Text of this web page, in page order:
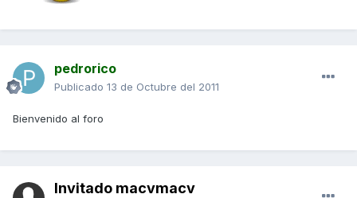
pedrorico
Publicado 13 de Octubre del 2011
Bienvenido al foro
Invitado macvmacv